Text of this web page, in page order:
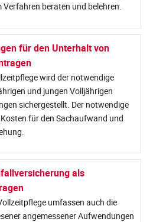
beraten und belehren.
für den Unterhalt von
wird der notwendige
und jungen Volljährigen
sichergestellt. Der notwendige
für den Sachaufwand und
als
umfassen auch die
angemessener Aufwendungen